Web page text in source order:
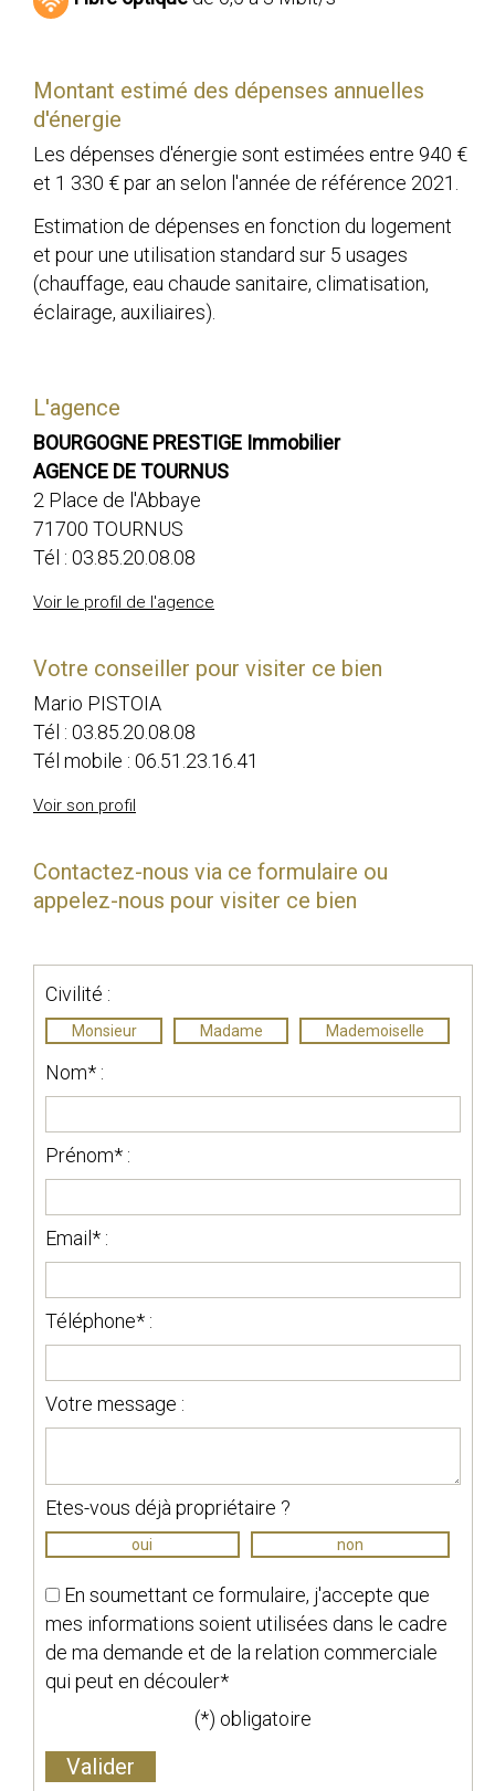
Montant estimé des dépenses annuelles
d'énergie
Les dépenses d'énergie sont estimées entre 940 €
et 1 330 € par an selon l'année de référence 2021.
Estimation de dépenses en fonction du logement
et pour une utilisation standard sur 5 usages
(chauffage, eau chaude sanitaire, climatisation,
éclairage, auxiliaires).
L'agence
BOURGOGNE PRESTIGE Immobilier
AGENCE DE TOURNUS
2 Place de l'Abbaye
71700 TOURNUS
Tél : 03.85.20.08.08
Voir le profil de l'agence
Votre conseiller pour visiter ce bien
Mario PISTOIA
Tél : 03.85.20.08.08
Tél mobile : 06.51.23.16.41
Voir son profil
Contactez-nous via ce formulaire ou
appelez-nous pour visiter ce bien
Civilité :
Monsieur Madame Mademoiselle
Nom* :
Prénom* :
Email* :
Téléphone* :
Votre message :
Etes-vous déjà propriétaire ?
oui non
En soumettant ce formulaire, j'accepte que
mes informations soient utilisées dans le cadre
de ma demande et de la relation commerciale
qui peut en découler*
(*) obligatoire